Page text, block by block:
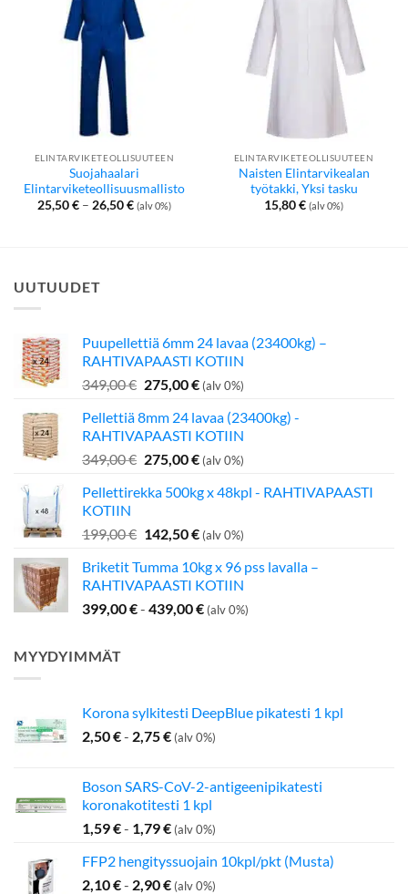
ELINTARVIKETEOLLISUUTEEN
Suojahaalari
Elintarviketeollisuusmallisto
25,50€ – 26,50€Hintaluokka:
25,50 €
(alv 0%)
ELINTARVIKETEOLLISUUTEEN
Naisten Elintarvikealan
työtakki, Yksi tasku
15,80€ (alv 0%)
UUTUUDET
Puupellettiä 6mm 24 lavaa (23400kg) –
RAHTIVAPAASTI KOTIIN
349,00€ Alkuperäinen
oli:
349,00 €.
275,00€Nykyinen
on:
275,00 €.
(alv 0%)
Pellettiä 8mm 24 lavaa (23400kg) -
RAHTIVAPAASTI KOTIIN
349,00€ Alkuperäinen
oli:
275,00€Nykyinen
on:
(alv 0%)
Pellettirekka 500kg x 48kpl - RAHTIVAPAASTI
KOTIIN
199,00€ Alkuperäinen
oli:
199,00 €.
142,50€Nykyinen
on:
142,50 €.
(alv 0%)
Briketit Tumma 10kg x 96 pss lavalla –
RAHTIVAPAASTI KOTIIN
399,00€- 439,00€ (alv 0%)
MYYDYIMMÄT
Korona sylkitesti DeepBlue pikatesti 1 kpl
2,50€- 2,75€ (alv 0%)
Boson SARS-CoV-2-antigeenipikatesti
koronakotitesti 1 kpl
1,59€- 1,79€ (alv 0%)
FFP2 hengityssuojain 10kpl/pkt (Musta)
2,10€- 2,90€ (alv 0%)